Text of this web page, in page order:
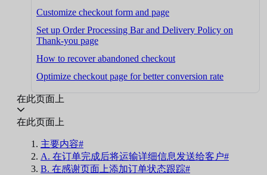
Customize checkout form and page
Set up Order Processing Bar and Delivery Policy on
Thank-you page
How to recover abandoned checkout
Optimize checkout page for better conversion rate
在此页面上
在此页面上
主要内容#
A. 在订单完成后将运输详细信息发送给客户#
B. 在感谢页面上添加订单状态跟踪#